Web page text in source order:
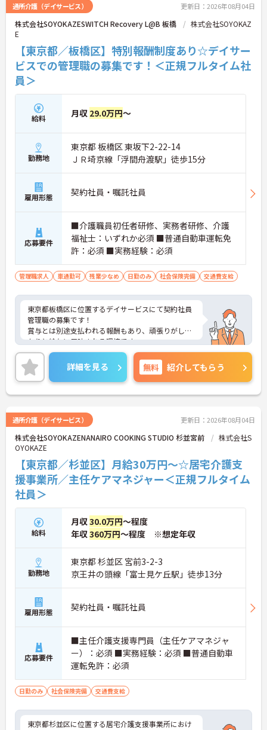
通所介護（デイサービス） 更新日：2026年08月04日
株式会社SOYOKAZESWITCH Recovery L@B 板橋
株式会社SOYOKAZ
E
【東京都／板橋区】特別報酬制度あり☆デイサー
ビスでの管理職の募集です！＜正規フルタイム社
員＞
給料 月収 29.0万円～
勤務地
東京都 板橋区 東坂下2-22-14
ＪＲ埼京線「浮間舟渡駅」徒歩15分
雇用形態 契約社員・嘱託社員
応募要件
■介護職員初任者研修、実務者研修、介護
福祉士：いずれか必須 ■普通自動車運転免
許：必須 ■実務経験：必須
管理職求人 車通勤可 残業少なめ 日勤のみ 社会保険完備 交通費支給
東京都板橋区に位置するデイサービスにて契約社員
管理職の募集です！
賞与とは別途支払われる報酬もあり、頑張りがしっ
かりと給与に反映される環境です。
ご興味ある方には、面接対策ポイントなど、さらに
詳細をお話しいたしますのでお気軽にご相談くださ
い！
詳細を見る 無料 紹介してもらう
通所介護（デイサービス） 更新日：2026年08月04日
株式会社SOYOKAZENANAIRO COOKING STUDIO 杉並宮前
株式会社S
OYOKAZE
【東京都／杉並区】月給30万円～☆居宅介護支
援事業所／主任ケアマネジャー＜正規フルタイム
社員＞
給料
月収30.0万円～程度
年収360万円～程度 ※想定年収
勤務地
東京都 杉並区 宮前3-2-3
京王井の頭線「富士見ケ丘駅」徒歩13分
雇用形態 契約社員・嘱託社員
応募要件
■主任介護支援専門員（主任ケアマネジャ
ー）：必須 ■実務経験：必須 ■普通自動車
運転免許：必須
日勤のみ 社会保険完備 交通費支給
東京都杉並区に位置する居宅介護支援事業所におけ